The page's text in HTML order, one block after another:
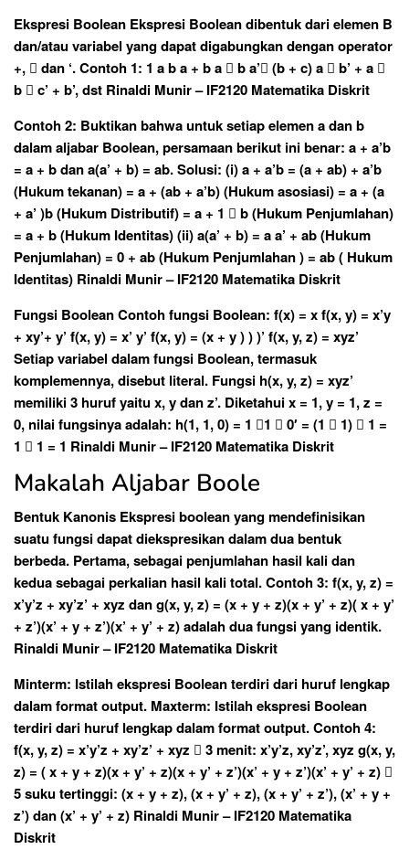
Ekspresi Boolean Ekspresi Boolean dibentuk dari elemen B
dan/atau variabel yang dapat digabungkan dengan operator
+,  dan ‘. Contoh 1: 1 a b a + b a  b a’ (b + c) a  b’ + a 
b  c’ + b’, dst Rinaldi Munir – IF2120 Matematika Diskrit
Contoh 2: Buktikan bahwa untuk setiap elemen a dan b
dalam aljabar Boolean, persamaan berikut ini benar: a + a’b
= a + b dan a(a’ + b) = ab. Solusi: (i) a + a’b = (a + ab) + a’b
(Hukum tekanan) = a + (ab + a’b) (Hukum asosiasi) = a + (a
+ a’ )b (Hukum Distributif) = a + 1  b (Hukum Penjumlahan)
= a + b (Hukum Identitas) (ii) a(a’ + b) = a a’ + ab (Hukum
Penjumlahan) = 0 + ab (Hukum Penjumlahan ) = ab ( Hukum
Identitas) Rinaldi Munir – IF2120 Matematika Diskrit
Fungsi Boolean Contoh fungsi Boolean: f(x) = x f(x, y) = x’y
+ xy’+ y’ f(x, y) = x’ y’ f(x, y) = (x + y ) ) )’ f(x, y, z) = xyz’
Setiap variabel dalam fungsi Boolean, termasuk
komplemennya, disebut literal. Fungsi h(x, y, z) = xyz’
memiliki 3 huruf yaitu x, y dan z’. Diketahui x = 1, y = 1, z =
0, nilai fungsinya adalah: h(1, 1, 0) = 1 1  0′ = (1  1)  1 =
1  1 = 1 Rinaldi Munir – IF2120 Matematika Diskrit
Makalah Aljabar Boole
Bentuk Kanonis Ekspresi boolean yang mendefinisikan
suatu fungsi dapat diekspresikan dalam dua bentuk
berbeda. Pertama, sebagai penjumlahan hasil kali dan
kedua sebagai perkalian hasil kali total. Contoh 3: f(x, y, z) =
x’y’z + xy’z’ + xyz dan g(x, y, z) = (x + y + z)(x + y’ + z)( x + y’
+ z’)(x’ + y + z’)(x’ + y’ + z) adalah dua fungsi yang identik.
Rinaldi Munir – IF2120 Matematika Diskrit
Minterm: Istilah ekspresi Boolean terdiri dari huruf lengkap
dalam format output. Maxterm: Istilah ekspresi Boolean
terdiri dari huruf lengkap dalam format output. Contoh 4:
f(x, y, z) = x’y’z + xy’z’ + xyz  3 menit: x’y’z, xy’z’, xyz g(x, y,
z) = ( x + y + z)(x + y’ + z)(x + y’ + z’)(x’ + y + z’)(x’ + y’ + z) 
5 suku tertinggi: (x + y + z), (x + y’ + z), (x + y’ + z’), (x’ + y +
z’) dan (x’ + y’ + z) Rinaldi Munir – IF2120 Matematika
Diskrit